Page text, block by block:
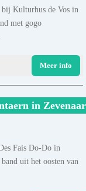
bij Kulturhus de Vos in
met gogo
Meer info
in Zevenaar
Fais Do-Do in
uit het oosten van